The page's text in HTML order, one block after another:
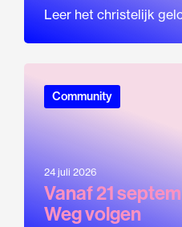
Leer het christelijk
Community
24 juli 2026
Vanaf 21
Weg volgen